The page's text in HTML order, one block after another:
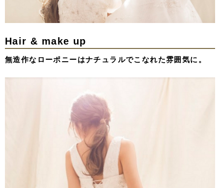
Hair & make up
無造作なローポニーはナチュラルでこなれた雰囲気に。